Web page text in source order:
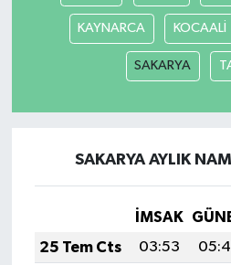
KAYNARCA KOCAALİ
SAKARYA
SAKARYA AYLIK
İMSAK
25 Tem Cts
03:53